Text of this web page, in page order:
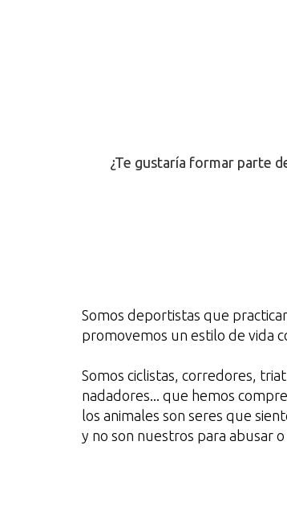
¿Te gustaría formar parte
Somos deportistas que
promovemos un estilo de vida
Somos ciclistas, corredores,
nadadores... que hemos
los animales son seres que
y no son nuestros para abusar o